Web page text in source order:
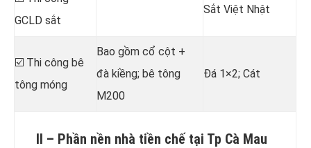
GCLD sắt
Sắt Việt Nhật
☑️ Thi công bê
tông móng
Bao gồm cổ cột +
đà kiềng; bê tông
M200
Đá 1×2; Cát
II – Phần nền nhà tiền chế tại Tp Cà Mau